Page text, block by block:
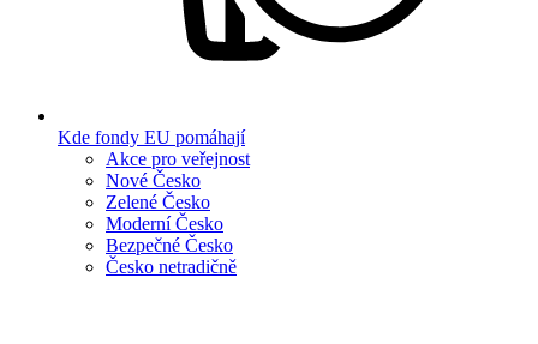
Kde fondy EU pomáhají
Akce pro veřejnost
Nové Česko
Zelené Česko
Moderní Česko
Bezpečné Česko
Česko netradičně